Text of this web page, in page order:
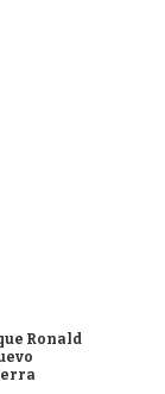
Ronald